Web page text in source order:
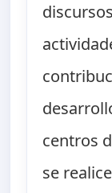
centros
se